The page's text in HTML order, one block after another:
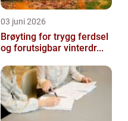
03 juni 2026
Brøyting for trygg ferdsel
og forutsigbar vinterdr...